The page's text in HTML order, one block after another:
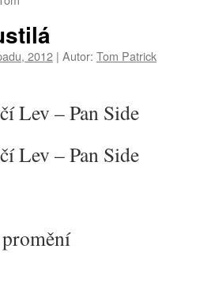
2012 | Autor: Tom Patrick
Lev – Pan Side
Lev – Pan Side